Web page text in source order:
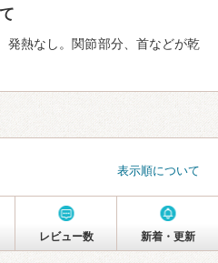
発熱なし。関節部分、首などが乾
表示順について
レビュー数 新着・更新